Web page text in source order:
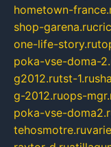
hometown-
shop-garena.ru
one-life-story.ru
poka-vse-doma-
g2012.rutst-1.ru
g-2012.ruops-
poka-vse-
tehosmotre.ru